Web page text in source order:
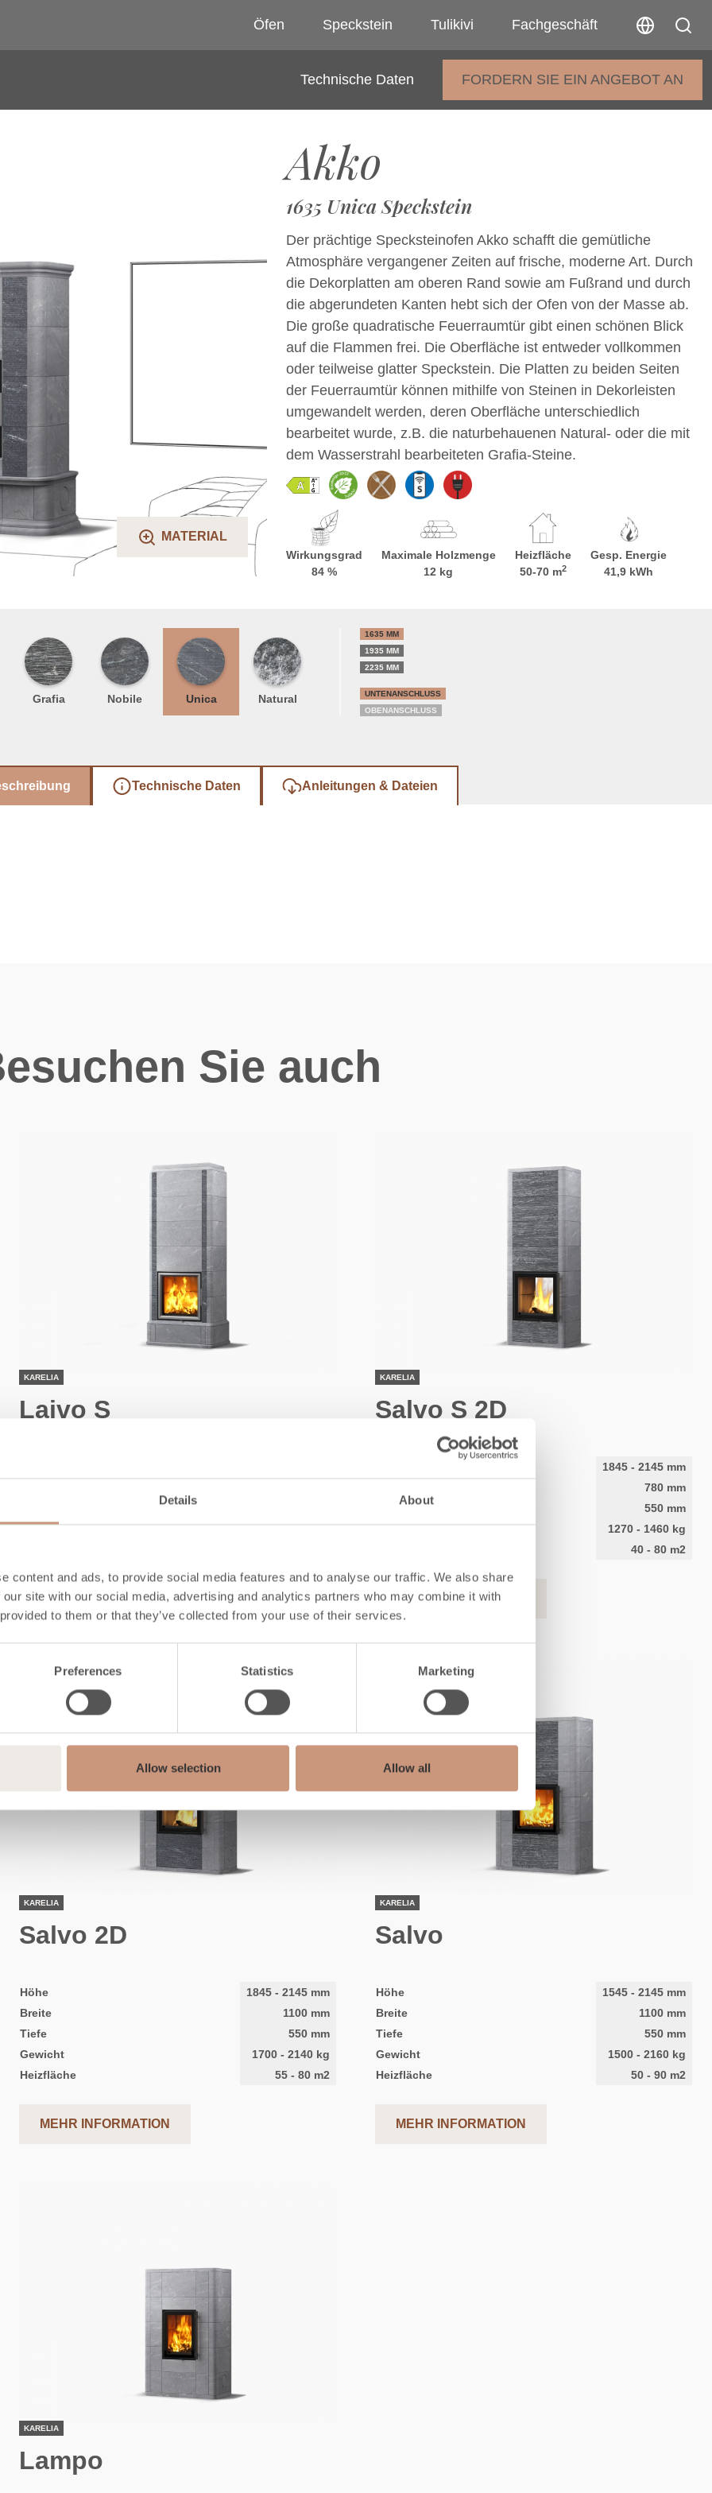
Details About
content and ads, to provide social media features and to analyse our traffic. We also share
site with our social media, advertising and analytics partners who may combine it with
to them or that they’ve collected from your use of their services.
Preferences Statistics Marketing
Allow selection Allow all
Öfen Speckstein Tulikivi Fachgeschäft
Technische Daten FORDERN SIE EIN ANGEBOT AN
MATERIAL
Akko
1635 Unica Speckstein
Der prächtige Specksteinofen Akko schafft die gemütliche
Atmosphäre vergangener Zeiten auf frische, moderne Art. Durch
die Dekorplatten am oberen Rand sowie am Fußrand und durch
die abgerundeten Kanten hebt sich der Ofen von der Masse ab.
Die große quadratische Feuerraumtür gibt einen schönen Blick
auf die Flammen frei. Die Oberfläche ist entweder vollkommen
oder teilweise glatter Speckstein. Die Platten zu beiden Seiten
der Feuerraumtür können mithilfe von Steinen in Dekorleisten
umgewandelt werden, deren Oberfläche unterschiedlich
bearbeitet wurde, z.B. die naturbehauenen Natural- oder die mit
dem Wasserstrahl bearbeiteten Grafia-Steine.
Wirkungsgrad
84 %
Maximale Holzmenge
12 kg
Heizfläche
50-70 m2
Gesp. Energie
41,9 kWh
Grafia Nobile Unica Natural
1635 MM
1935 MM
2235 MM
UNTENANSCHLUSS
OBENANSCHLUSS
Technische Daten Anleitungen & Dateien
Sie auch
KARELIA
Laivo S
Gewicht
1440-1690kg
MEHR INFORMATION
KARELIA
Salvo S 2D
1845 - 2145mm
780mm
Tiefe
550mm
Gewicht
1270 - 1460kg
40 - 80m2
MEHR INFORMATION
KARELIA
Salvo 2D
Höhe 1845 - 2145mm
Breite
1100mm
Tiefe
550mm
Gewicht
1700 - 2140kg
Heizfläche
55 - 80m2
MEHR INFORMATION
KARELIA
Salvo
Höhe 1545 - 2145mm
Breite
1100mm
Tiefe
550mm
Gewicht
1500 - 2160kg
Heizfläche
50 - 90m2
MEHR INFORMATION
KARELIA
Lampo